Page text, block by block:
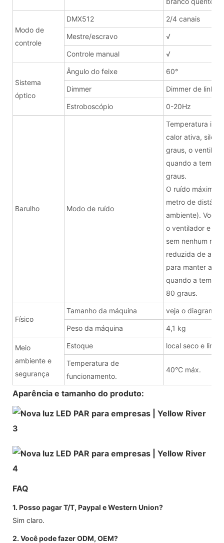
Modo de
controle
DMX512 2/4 canais
Mestre/escravo √
Controle manual √
Sistema
óptico
Ângulo do feixe 60°
Dimmer Dimmer de linha
Estroboscópio 0-20Hz
Barulho Modo de ruído
Temperatura
calor ativa,
graus, o
quando a
graus.
O ruído máximo
metro de
ambiente). Você
o ventilador e
sem nenhum
reduzida de
para manter a
quando a
80 graus.
Físico
Tamanho da máquina veja o diagrama
Peso da máquina 4,1 kg
Meio
ambiente e
segurança
Estoque local seco e limpo
Temperatura de
funcionamento.
40°C máx.
Aparência e tamanho do produto:
FAQ
1. Posso pagar T/T, Paypal e Western Union?
Sim claro.
2. Você pode fazer ODM, OEM?